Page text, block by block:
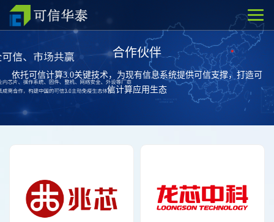
合作伙伴
依托可信计算3.0关键技术，为现有信息系统提供可信支撑，打造可
信计算应用生态